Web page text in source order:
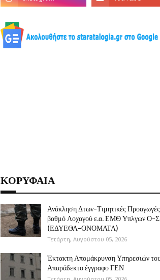
ΚΟΡΥΦΑΙΑ
Ανάκληση Δτων-Τιμητικές
βαθμό Λοχαγού ε.α. ΕΜΘ Υπλγων Ο-Σ
(ΕΔΥΕΘΑ-ΟΝΟΜΑΤΑ)
Τετάρτη, Αυγούστου 05, 2026
Έκτακτη Απομάκρυνση Υπηρεσιών
Απαράδεκτο έγγραφο ΓΕΝ